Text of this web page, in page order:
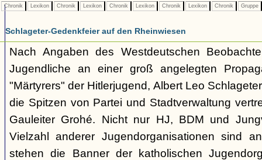
Chronik Lexikon Chronik Lexikon Chronik Lexikon Chronik Lexikon Chronik Gruppe
Schlageter-Gedenkfeier auf den Rheinwiesen
Nach Angaben des Westdeutschen
Jugendliche an einer groß angelegten
"Märtyrers" der Hitlerjugend, Albert Leo
die Spitzen von Partei und Stadtverwaltung
Gauleiter Grohé. Nicht nur HJ, BDM und
Vielzahl anderer Jugendorganisationen sind
stehen die Banner der katholischen